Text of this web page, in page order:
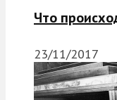
Что
23/11/2017